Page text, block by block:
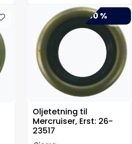
-50 %
Oljetetning til
Mercruiser, Erst: 26-
23517